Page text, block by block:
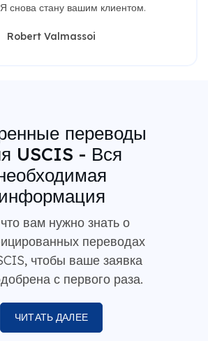
снова стану вашим клиентом.
Robert Valmassoi
переводы
USCIS - Вся
вам нужно знать о
переводах
чтобы ваше заявка
с первого раза.
ЧИТАТЬ ДАЛЕЕ